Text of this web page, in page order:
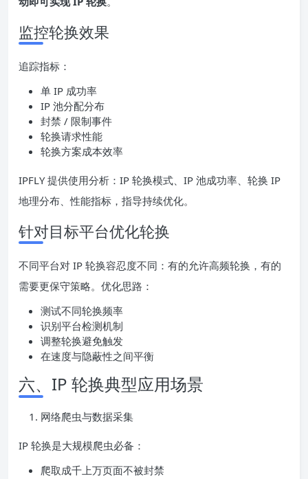
监控轮换效果
追踪指标：
单 IP 成功率
IP 池分配分布
封禁 / 限制事件
轮换请求性能
轮换方案成本效率
IPFLY 提供使用分析：IP 轮换模式、IP 池成功率、轮换 IP
地理分布、性能指标，指导持续优化。
针对目标平台优化轮换
不同平台对 IP 轮换容忍度不同：有的允许高频轮换，有的
需要更保守策略。优化思路：
测试不同轮换频率
识别平台检测机制
调整轮换避免触发
在速度与隐蔽性之间平衡
六、IP 轮换典型应用场景
网络爬虫与数据采集
IP 轮换是大规模爬虫必备：
爬取成千上万页面不被封禁